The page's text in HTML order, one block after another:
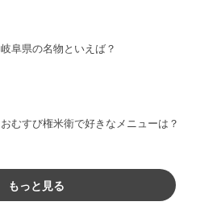
岐阜県の名物といえば？
おむすび権米衛で好きなメニューは？
もっと見る